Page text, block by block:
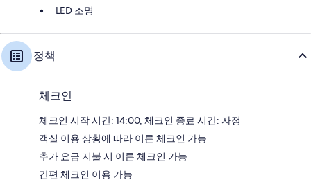
LED 조명
정책
체크인
체크인 시작 시간: 14:00, 체크인 종료 시간: 자정
객실 이용 상황에 따라 이른 체크인 가능
추가 요금 지불 시 이른 체크인 가능
간편 체크인 이용 가능